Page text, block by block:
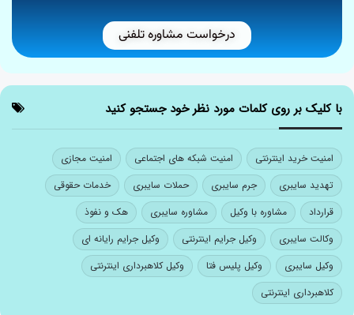
درخواست مشاوره تلفنی
با کلیک بر روی کلمات مورد نظر خود جستجو کنید
امنیت خرید اینترنتی امنیت شبکه های اجتماعی
امنیت مجازی
تهدید سایبری
جرم سایبری حملات سایبری
خدمات حقوقی
قرارداد
مشاوره با وکیل مشاوره سایبری
هک و نفوذ
وکالت سایبری
وکیل جرایم اینترنتی
وکیل جرایم رایانه ای
وکیل سایبری
وکیل پلیس فتا
وکیل کلاهبرداری اینترنتی
کلاهبرداری اینترنتی